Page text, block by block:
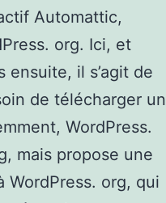
Automattic,
org. Ici, et
il s’agit de
de télécharger un
WordPress.
mais propose une
org, qui